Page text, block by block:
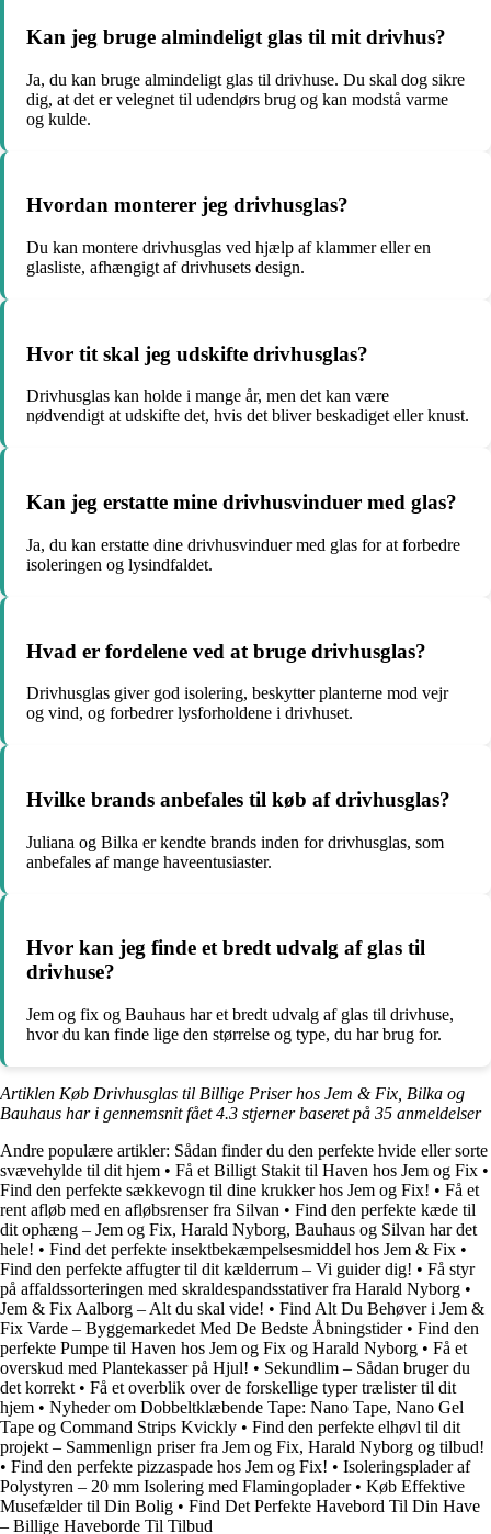
Kan jeg bruge almindeligt glas til mit drivhus?
Ja, du kan bruge almindeligt glas til drivhuse. Du skal dog sikre
dig, at det er velegnet til udendørs brug og kan modstå varme
og kulde.
Hvordan monterer jeg drivhusglas?
Du kan montere drivhusglas ved hjælp af klammer eller en
glasliste, afhængigt af drivhusets design.
Hvor tit skal jeg udskifte drivhusglas?
Drivhusglas kan holde i mange år, men det kan være
nødvendigt at udskifte det, hvis det bliver beskadiget eller knust.
Kan jeg erstatte mine drivhusvinduer med glas?
Ja, du kan erstatte dine drivhusvinduer med glas for at forbedre
isoleringen og lysindfaldet.
Hvad er fordelene ved at bruge drivhusglas?
Drivhusglas giver god isolering, beskytter planterne mod vejr
og vind, og forbedrer lysforholdene i drivhuset.
Hvilke brands anbefales til køb af drivhusglas?
Juliana og Bilka er kendte brands inden for drivhusglas, som
anbefales af mange haveentusiaster.
Hvor kan jeg finde et bredt udvalg af glas til
drivhuse?
Jem og fix og Bauhaus har et bredt udvalg af glas til drivhuse,
hvor du kan finde lige den størrelse og type, du har brug for.
Artiklen Køb Drivhusglas til Billige Priser hos Jem & Fix, Bilka og
Bauhaus har i gennemsnit fået4.3 stjerner baseret på 35 anmeldelser
Andre populære artikler: Sådan finder du den perfekte hvide eller sorte
svævehylde til dit hjem • Få et Billigt Stakit til Haven hos Jem og Fix •
Find den perfekte sækkevogn til dine krukker hos Jem og Fix! • Få et
rent afløb med en afløbsrenser fra Silvan • Find den perfekte kæde til
dit ophæng – Jem og Fix, Harald Nyborg, Bauhaus og Silvan har det
hele! • Find det perfekte insektbekæmpelsesmiddel hos Jem & Fix •
Find den perfekte affugter til dit kælderrum – Vi guider dig! • Få styr
på affaldssorteringen med skraldespandsstativer fra Harald Nyborg •
Jem & Fix Aalborg – Alt du skal vide! • Find Alt Du Behøver i Jem &
Fix Varde – Byggemarkedet Med De Bedste Åbningstider• Find den
perfekte Pumpe til Haven hos Jem og Fix og Harald Nyborg • Få et
overskud med Plantekasser på Hjul! • Sekundlim – Sådan bruger du
det korrekt • Få et overblik over de forskellige typer trælister til dit
hjem • Nyheder om Dobbeltklæbende Tape: Nano Tape, Nano Gel
Tape og Command Strips Kvickly • Find den perfekte elhøvl til dit
projekt – Sammenlign priser fra Jem og Fix, Harald Nyborg og tilbud!
• Find den perfekte pizzaspade hos Jem og Fix! • Isoleringsplader af
Polystyren – 20 mm Isolering med Flamingoplader• Køb Effektive
Musefælder til Din Bolig • Find Det Perfekte Havebord Til Din Have
– Billige Haveborde Til Tilbud